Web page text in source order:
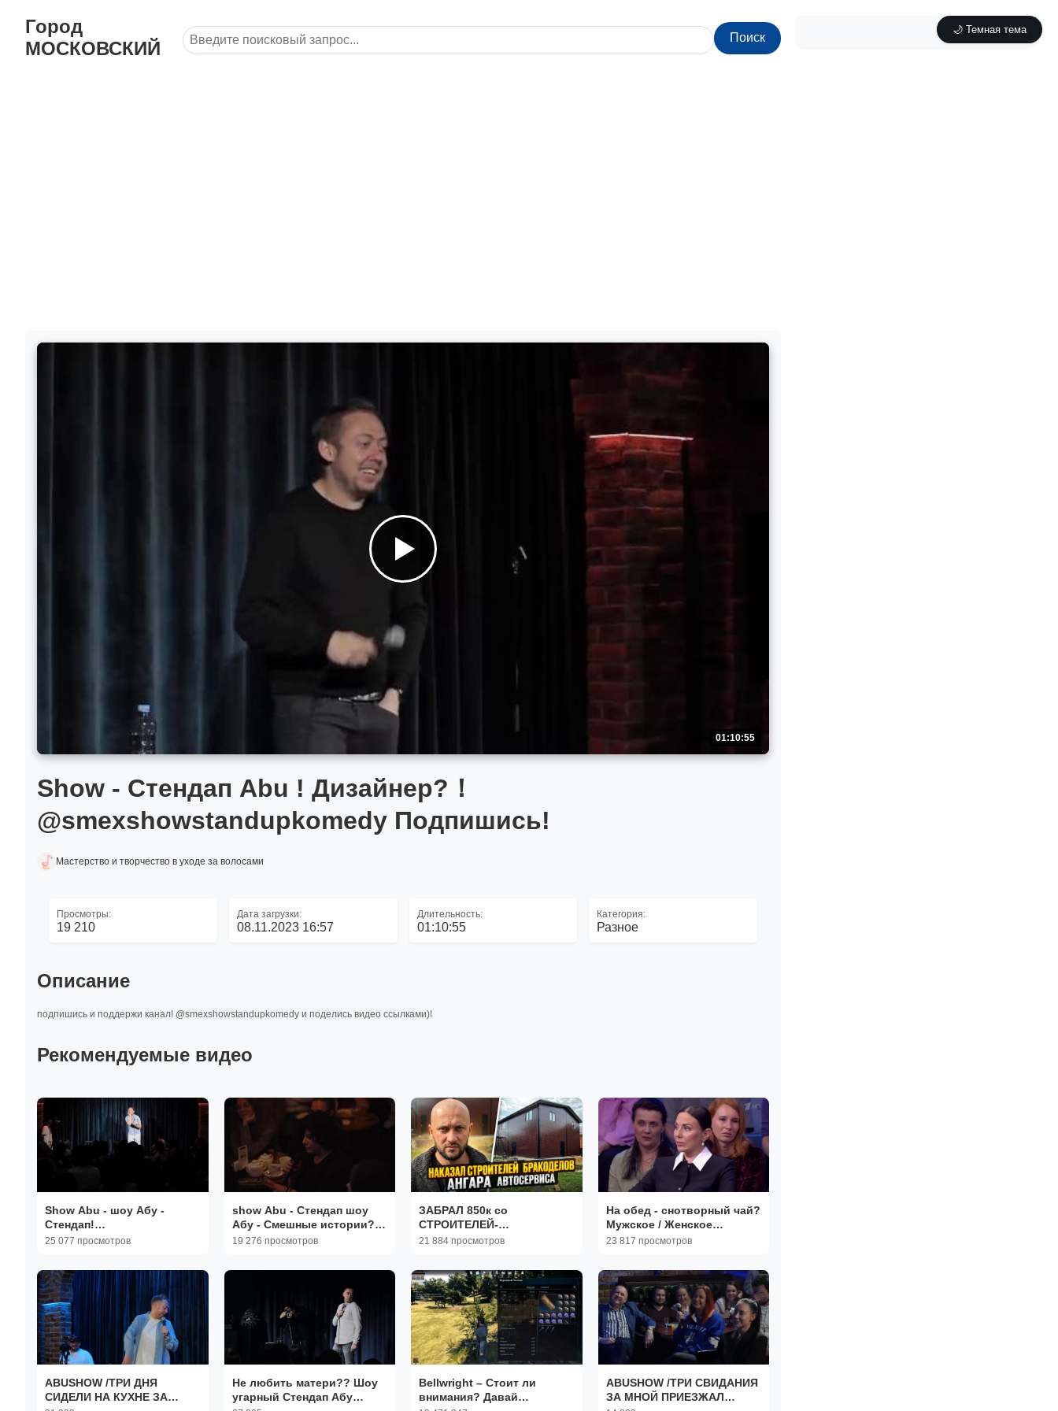
🌙 Темная тема
Город
МОСКОВСКИЙ
Поиск
01:10:55
Show - Стендап Abu ! Дизайнер?！
@smexshowstandupkomedy Подпишись!
Мастерство и творчество в уходе за волосами
Просмотры:
19 210
Дата загрузки:
08.11.2023 16:57
Длительность:
01:10:55
Категория:
Разное
Описание
подпишись и поддержи канал! @smexshowstandupkomedy и поделись видео ссылками)!
Рекомендуемые видео
Show Abu - шоу Абу -
Стендап!
@smexshowstandupkomedy
25 077 просмотров
show Abu - Стендап шоу
Абу - Смешные истории?!
@smexshowstandupkomedy
19 276 просмотров
ЗАБРАЛ 850к со
СТРОИТЕЛЕЙ-
БРАКОДЕЛОВ! Простил и
21 884 просмотров
На обед - снотворный чай?
Мужское / Женское
04.10.2024
23 817 просмотров
ABUSHOW /ТРИ ДНЯ
СИДЕЛИ НА КУХНЕ ЗА
Не любить матери?? Шоу
угарный Стендап Абу
Bellwright – Стоит ли
внимания? Давай
ABUSHOW /ТРИ СВИДАНИЯ
ЗА МНОЙ ПРИЕЗЖАЛ